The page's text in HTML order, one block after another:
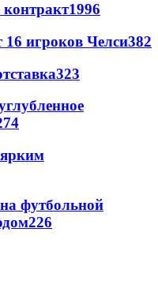
1996
16 игроков Челси382
323
футбольной
226